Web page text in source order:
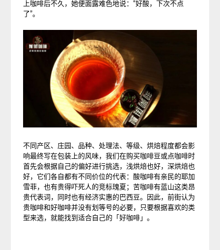
上咖啡后不久，她便面露难色地说：“好酸，下次不点
了”。
不同产区、庄园、品种、处理法、等级、烘焙程度都会影
响最终写在包装上的风味，我们在购买咖啡豆或点咖啡时
首先会根据自己的偏好进行挑选，浅烘焙也好，深烘焙也
好，它们各自都有不同价位的代表：酸咖啡有亲民的耶加
雪菲，也有贵得吓死人的竞标瑰夏；苦咖啡有蓝山这类昂
贵代表词，同时也有经济实惠的巴西豆。因此，前街认为
贵咖啡和好咖啡并没有划等号的必要，只要根据喜欢的类
型来选，就能找到适合自己的「好咖啡」。